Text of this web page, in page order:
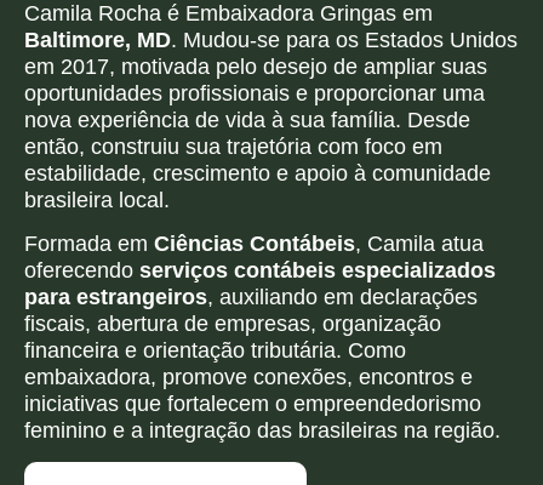
Camila Rocha é Embaixadora Gringas em
Baltimore, MD. Mudou-se para os Estados Unidos
em 2017, motivada pelo desejo de ampliar suas
oportunidades profissionais e proporcionar uma
nova experiência de vida à sua família. Desde
então, construiu sua trajetória com foco em
estabilidade, crescimento e apoio à comunidade
brasileira local.
Formada em Ciências Contábeis, Camila atua
oferecendo serviços contábeis especializados
para estrangeiros, auxiliando em declarações
fiscais, abertura de empresas, organização
financeira e orientação tributária. Como
embaixadora, promove conexões, encontros e
iniciativas que fortalecem o empreendedorismo
feminino e a integração das brasileiras na região.